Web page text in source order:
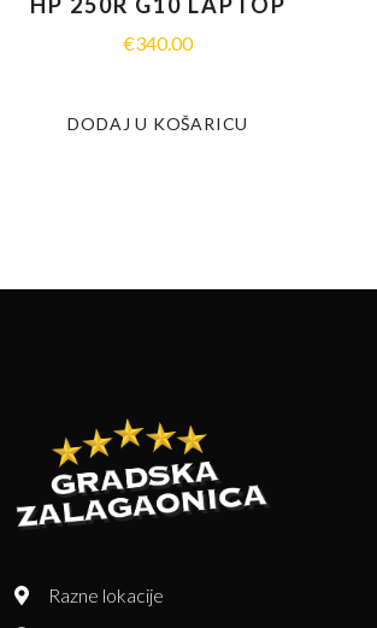
€340.00
DODAJ U KOŠARICU
Razne lokacije